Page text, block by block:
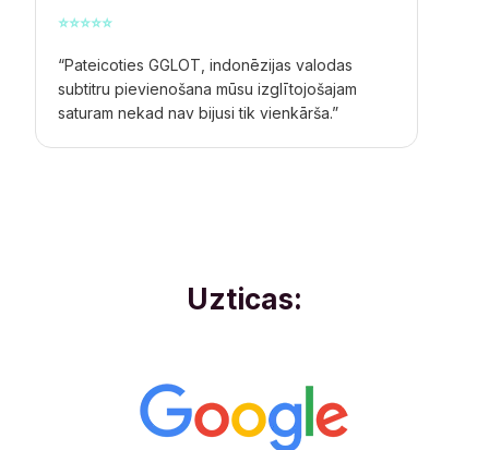
⭐⭐⭐⭐⭐
“Pateicoties GGLOT, indonēzijas valodas
subtitru pievienošana mūsu izglītojošajam
saturam nekad nav bijusi tik vienkārša.”
Uzticas: